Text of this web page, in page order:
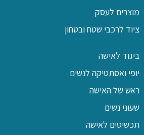
מוצרים לעסק
ציוד לרכבי שטח ובטחון
ביגוד לאישה
יופי ואסתטיקה לנשים
ראש של האישה
שעוני נשים
תכשיטים לאישה